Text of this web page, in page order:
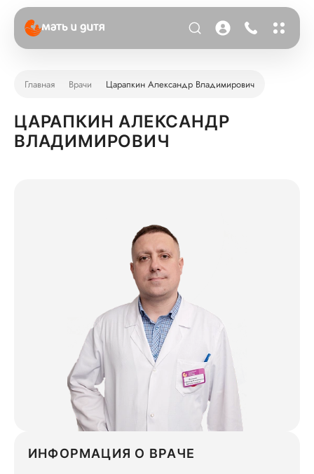
Главная Врачи Царапкин Александр Владимирович
ЦАРАПКИН АЛЕКСАНДР
ВЛАДИМИРОВИЧ
ИНФОРМАЦИЯ О ВРАЧЕ